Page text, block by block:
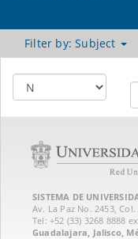
Filter by: Subject
SISTEMA DE
Av. La Paz No. 2453,
Tel:
Guadalajara, Jalisco,